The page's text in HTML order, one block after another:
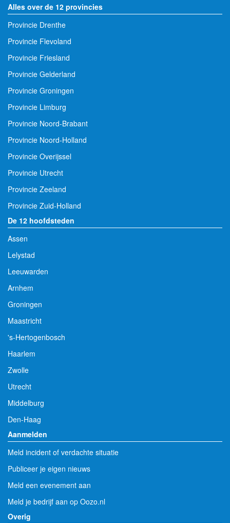
Alles over de 12 provincies
Provincie Drenthe
Provincie Flevoland
Provincie Friesland
Provincie Gelderland
Provincie Groningen
Provincie Limburg
Provincie Noord-Brabant
Provincie Noord-Holland
Provincie Overijssel
Provincie Utrecht
Provincie Zeeland
Provincie Zuid-Holland
De 12 hoofdsteden
Assen
Lelystad
Leeuwarden
Arnhem
Groningen
Maastricht
's-Hertogenbosch
Haarlem
Zwolle
Utrecht
Middelburg
Den-Haag
Aanmelden
Meld incident of verdachte situatie
Publiceer je eigen nieuws
Meld een evenement aan
Meld je bedrijf aan op Oozo.nl
Overig